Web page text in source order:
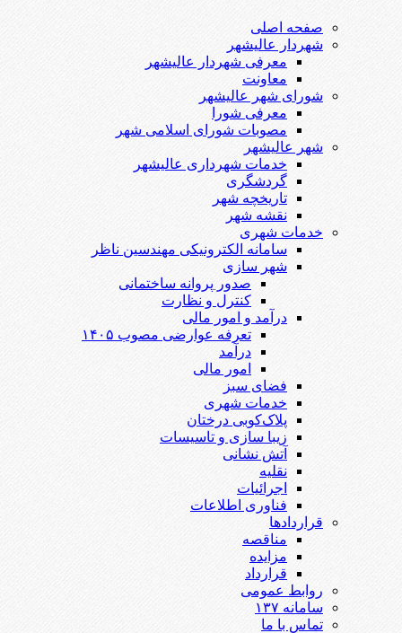
صفحه اصلی
شهردار عالیشهر
معرفی شهردار عالیشهر
معاونت
شورای شهر عالیشهر
معرفی شورا
مصوبات شورای اسلامی شهر
شهر عالیشهر
خدمات شهرداری عالیشهر
گردشگری
تاریخچه شهر
نقشه شهر
خدمات شهری
سامانه الکترونیکی مهندسین ناظر
شهر سازی
صدور پروانه ساختمانی
کنترل و نظارت
درآمد و امور مالی
تعرفه عوارضی مصوب ۱۴۰۵
درآمد
امور مالی
فضای سبز
خدمات شهری
پلاک‌کوبی درختان
زیبا سازی و تاسیسات
آتش نشانی
نقلیه
اجرائیات
فناوری اطلاعات
قراردادها
مناقصه
مزایده
قرارداد
روابط عمومی
سامانه ۱۳۷
تماس با ما